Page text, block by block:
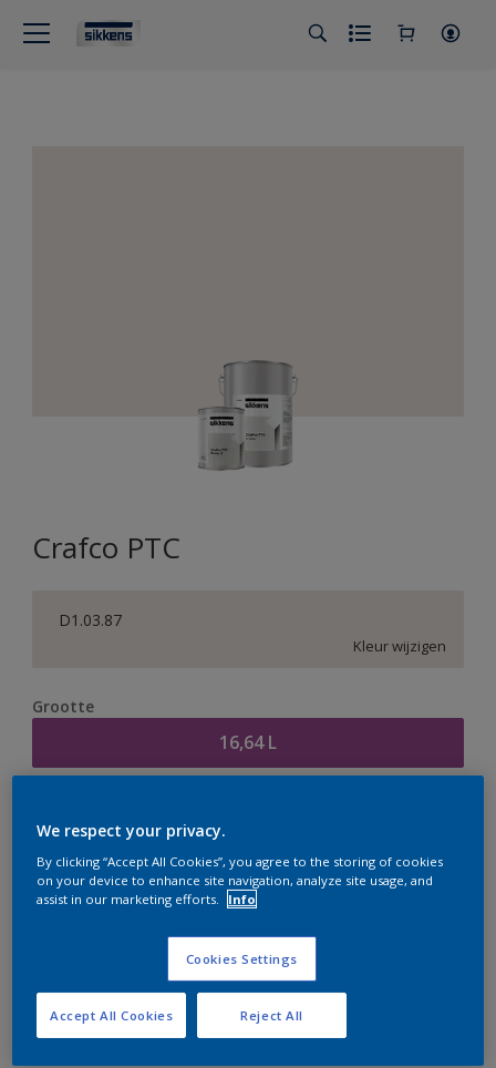
Crafco PTC
D1.03.87
Kleur wijzigen
Grootte
16,64 L
te bestellen. Houd de website in de gaten, we werken
er hard aan om de voorraad aan te vullen.
We respect your privacy.
By clicking “Accept All Cookies”, you agree to the storing of cookies
on your device to enhance site navigation, analyze site usage, and
assist in our marketing efforts.
Info
Cookies Settings
Reject All
Accept All Cookies